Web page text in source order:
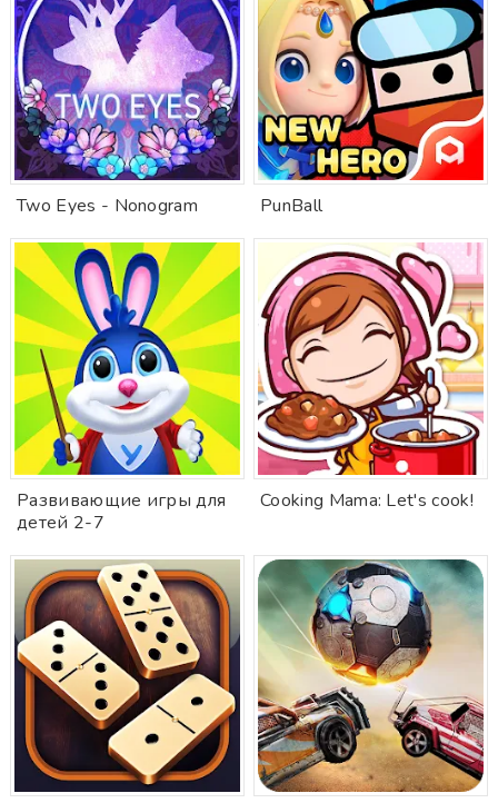
Two Eyes - Nonogram PunBall
Развивающие игры для
детей 2-7
Cooking Mama: Let's cook!